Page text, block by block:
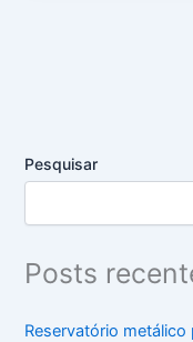
Pesquisar
Posts
Reservatório